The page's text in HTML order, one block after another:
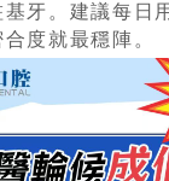
牙。建議每日
度就最穩陣。